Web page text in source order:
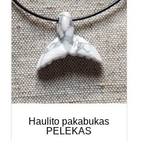
Haulito pakabukas
PELEKAS